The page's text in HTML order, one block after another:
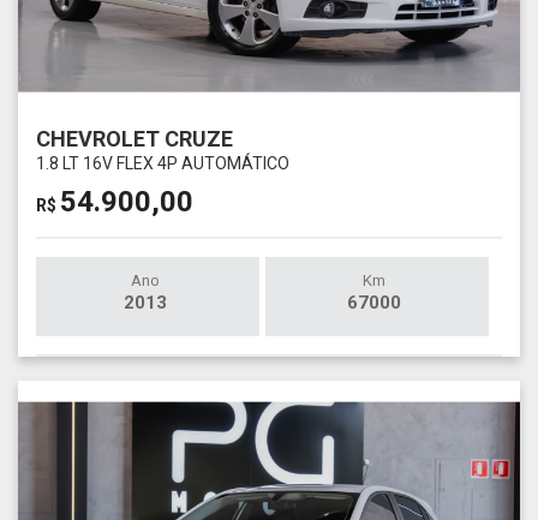
CHEVROLET CRUZE
1.8 LT 16V FLEX 4P AUTOMÁTICO
R$ 54.900,00
Ano
2013
Km
67000